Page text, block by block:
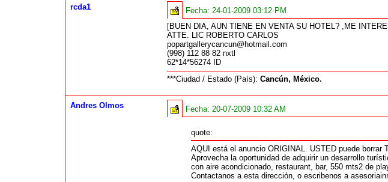
rcda1 Fecha: 24-01-2009 03:12 PM
[BUEN DIA, AUN TIENE EN VENTA SU HOTEL? ,ME
ATTE. LIC ROBERTO CARLOS
popartgallerycancun@hotmail.com
(998) 112 88 82 nxtl
62*14*56274 ID
***Ciudad / Estado (País): Cancún, México.
Andres Olmos Fecha: 20-07-2009 10:32 AM
quote:
AQUI está el anuncio ORIGINAL. USTED puede
Aprovecha la oportunidad de adquirir un desarrollo
con aire acondicionado, restaurant, bar, 550 mts2 de
Contactanos a esta dirección, o escribenos a